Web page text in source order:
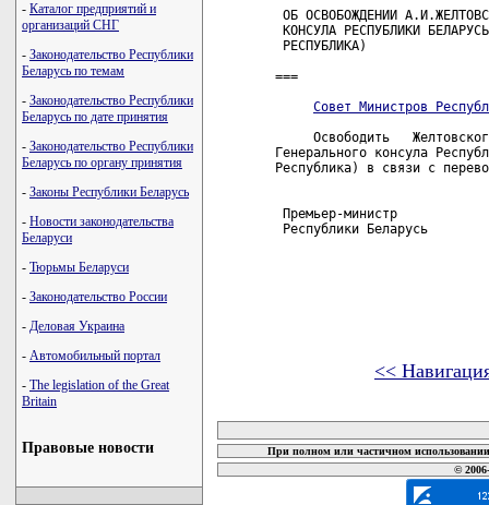
- Каталог предприятий и
организаций СНГ
- Законодательство Республики
Беларусь по темам
- Законодательство Республики
Беларусь по дате принятия
- Законодательство Республики
Беларусь по органу принятия
- Законы Республики Беларусь
- Новости законодательства
Беларуси
- Тюрьмы Беларуси
- Законодательство России
- Деловая Украина
- Автомобильный портал
- The legislation of the Great
Britain
Правовые новости
ОБ ОСВОБОЖДЕНИИ
КОНСУЛА РЕСПУБЛИКИ
РЕСПУБЛИКА)
===
Совет Министров
Освободить
Генерального консула
Республика) в связи с
Премьер-министр
Республики
<<
При полном или частичном
©